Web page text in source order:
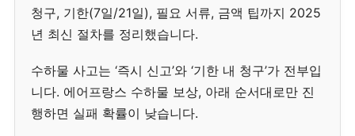
청구, 기한(7일/21일), 필요 서류, 금액 팁까지 2025
년 최신 절차를 정리했습니다.
수하물 사고는 ‘즉시 신고’와 ‘기한 내 청구’가 전부입
니다. 에어프랑스 수하물 보상, 아래 순서대로만 진
행하면 실패 확률이 낮습니다.